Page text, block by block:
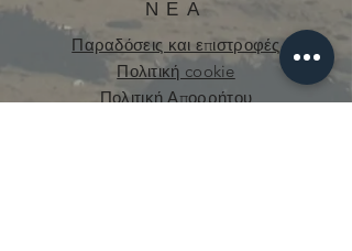
ΝΕΑ
Παραδόσεις και επιστροφές
Πολιτική cookie
Πολιτική Απορρήτου